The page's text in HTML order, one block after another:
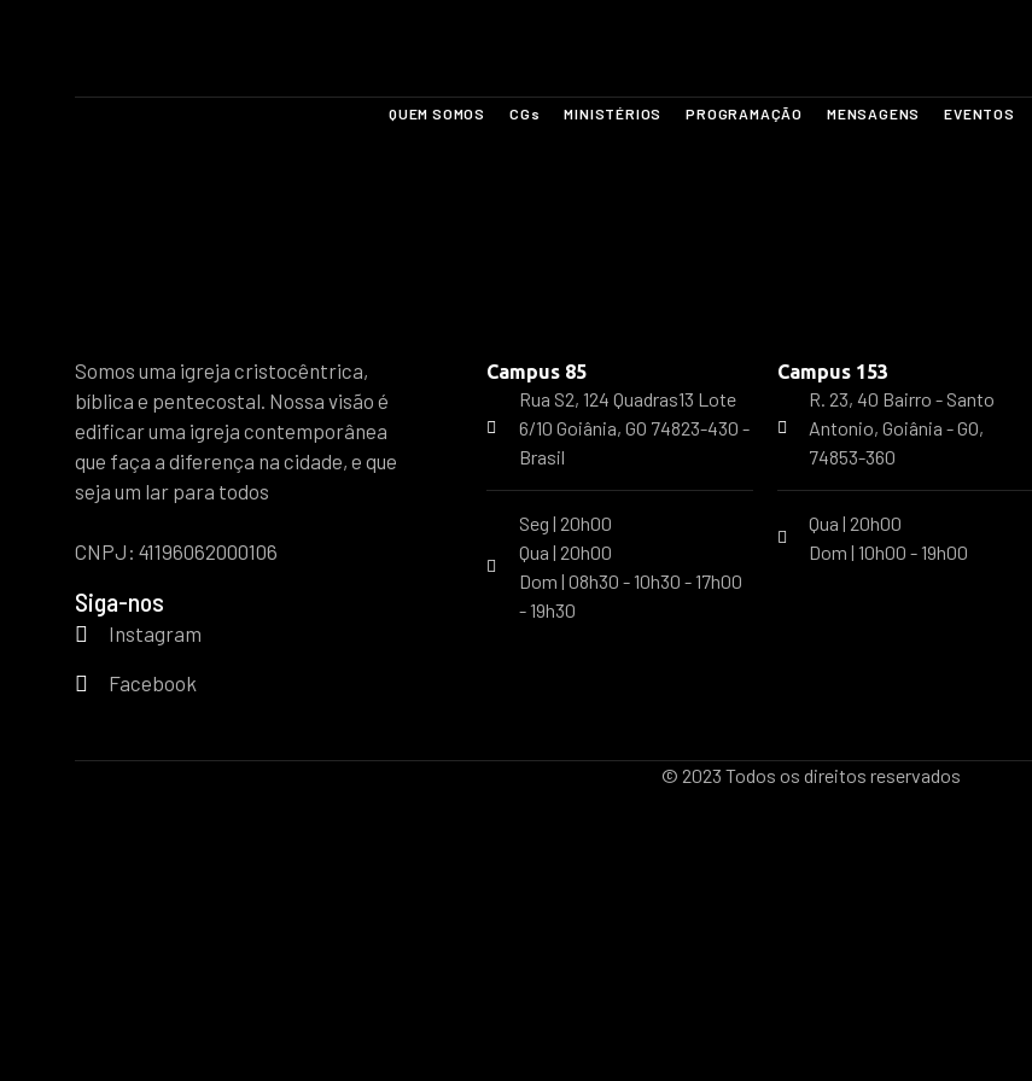
QUEM SOMOS CGs MINISTÉRIOS PROGRAMAÇÃO MENSAGENS EVENTOS
Somos uma igreja cristocêntrica,
bíblica e pentecostal. Nossa visão é
edificar uma igreja contemporânea
que faça a diferença na cidade, e que
seja um lar para todos
CNPJ: 41196062000106
Siga-nos
Instagram
Facebook
Campus 85
Rua S2, 124 Quadras13 Lote
6/10 Goiânia, GO 74823-430 -
Brasil
Seg | 20h00
Qua | 20h00
Dom | 08h30 - 10h30 - 17h00
- 19h30
Campus 153
R. 23, 40 Bairro - Santo
Antonio, Goiânia - GO,
74853-360
Qua | 20h00
Dom | 10h00 - 19h00
© 2023 Todos os direitos reservados